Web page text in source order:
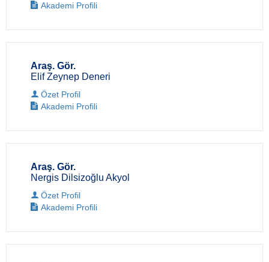
Akademi Profili
Araş. Gör.
Elif Zeynep Deneri
Özet Profil
Akademi Profili
Araş. Gör.
Nergis Dilsizoğlu Akyol
Özet Profil
Akademi Profili